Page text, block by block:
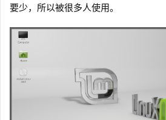
要少，所以被很多人使用。